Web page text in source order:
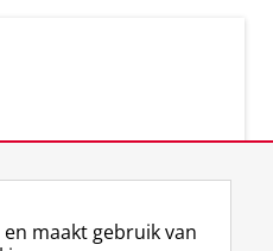
maakt gebruik van